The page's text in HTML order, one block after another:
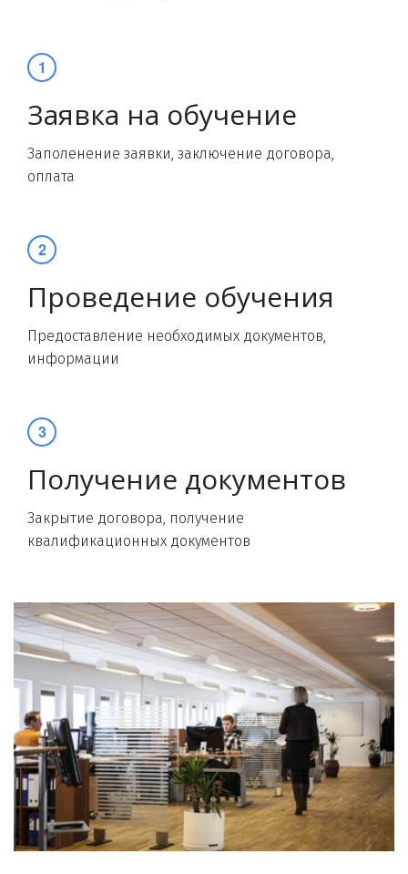
Заявка на обучение
Заполенение заявки, заключение договора,
оплата
Проведение обучения
Предоставление необходимых документов,
информации
Получение документов
Закрытие договора, получение
квалификационных документов